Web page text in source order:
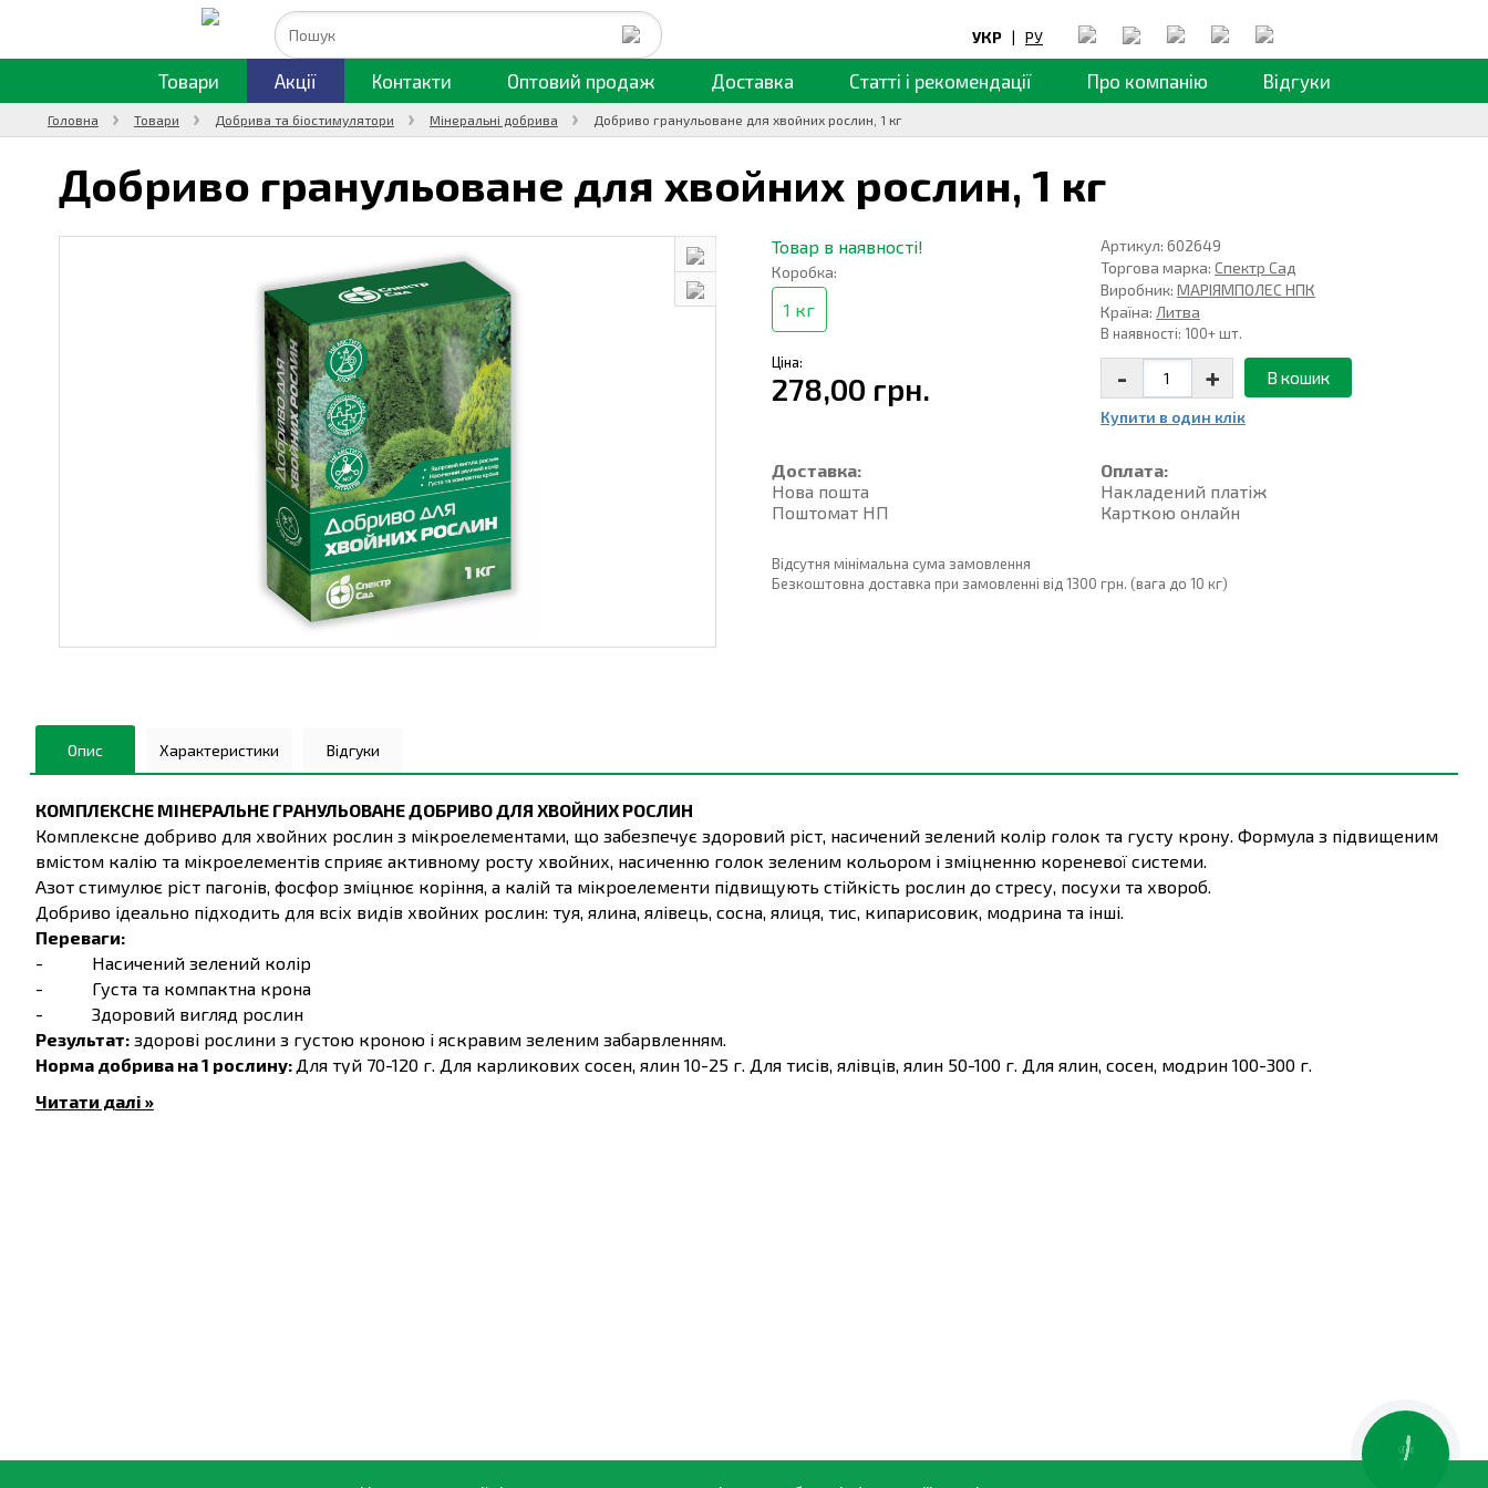
УКР | РУ
Товари Акції Контакти Оптовий продаж Доставка Статті і рекомендації Про компанію Відгуки
Головна Товари Добрива та біостимулятори Мінеральні добрива Добриво гранульоване для хвойних рослин, 1 кг
Добриво гранульоване для хвойних рослин, 1 кг
Товар в наявності!
Коробка:
1 кг
Артикул: 602649
Торгова марка:Спектр Сад
Виробник:МАРІЯМПОЛЕС НПК
Країна: Литва
В наявності: 100+ шт.
Ціна:
278,00 грн. - + В кошик
Купити в один клiк
Доставка:
Нова пошта
Поштомат НП
Оплата:
Накладений платiж
Карткою онлайн
Відсутня мінімальна сума замовлення
Безкоштовна доставка при замовленні від 1300 грн. (вага до 10 кг)
Опис Характеристики Відгуки
КОМПЛЕКСНЕ МІНЕРАЛЬНЕ ГРАНУЛЬОВАНЕ ДОБРИВО ДЛЯ ХВОЙНИХ РОСЛИН
Комплексне добриво для хвойних рослин з мікроелементами, що забезпечує здоровий ріст, насичений зелений колір голок та густу крону. Формула з підвищеним
вмістом калію та мікроелементів сприяє активному росту хвойних, насиченню голок зеленим кольором і зміцненню кореневої системи.
Азот стимулює ріст пагонів, фосфор зміцнює коріння, а калій та мікроелементи підвищують стійкість рослин до стресу, посухи та хвороб.
Добриво ідеально підходить для всіх видів хвойних рослин: туя, ялина, ялівець, сосна, ялиця, тис, кипарисовик, модрина та інші.
Переваги:
- Насичений зелений колір
- Густа та компактна крона
- Здоровий вигляд рослин
Результат:здорові рослини з густою кроною і яскравим зеленим забарвленням.
Норма добрива на 1 рослину: Для туй 70-120 г. Для карликових сосен, ялин 10-25 г. Для тисів, ялівців, ялин 50-100 г. Для ялин, сосен, модрин 100-300 г.
Інструкція:
Читати далі »
КНОПКА
ЗВ'ЯЗКУ